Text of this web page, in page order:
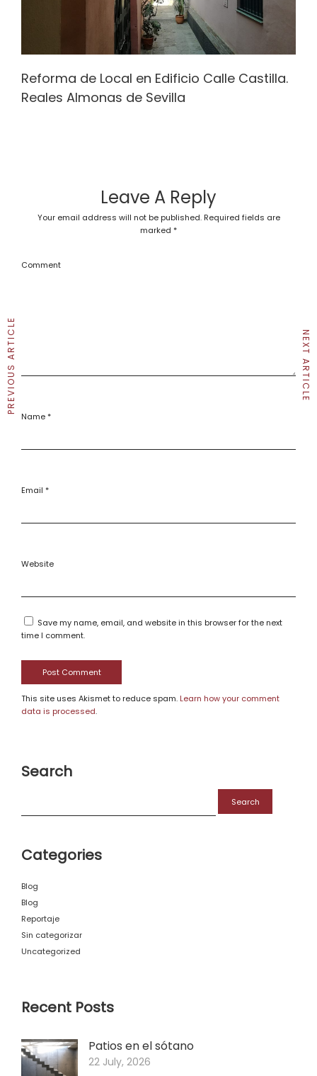
Reforma de Local en Edificio Calle Castilla.
Reales Almonas de Sevilla
Leave A Reply
Your email address will not be published. Required fields are
marked *
Comment
Name*
Email *
Website
Save my name, email, and website in this browser for the next
time I comment.
This site uses Akismet to reduce spam. Learn how your comment
data is processed.
PREVIOUS ARTICLE NEXT ARTICLE
Search
Categories
Blog
Blog
Reportaje
Sin categorizar
Uncategorized
Recent Posts
Patios en el sótano
22 July, 2026